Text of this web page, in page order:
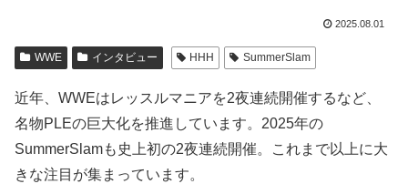
2025.08.01
WWE インタビュー HHH SummerSlam
近年、WWEはレッスルマニアを2夜連続開催するなど、
名物PLEの巨大化を推進しています。2025年の
SummerSlamも史上初の2夜連続開催。これまで以上に大
きな注目が集まっています。